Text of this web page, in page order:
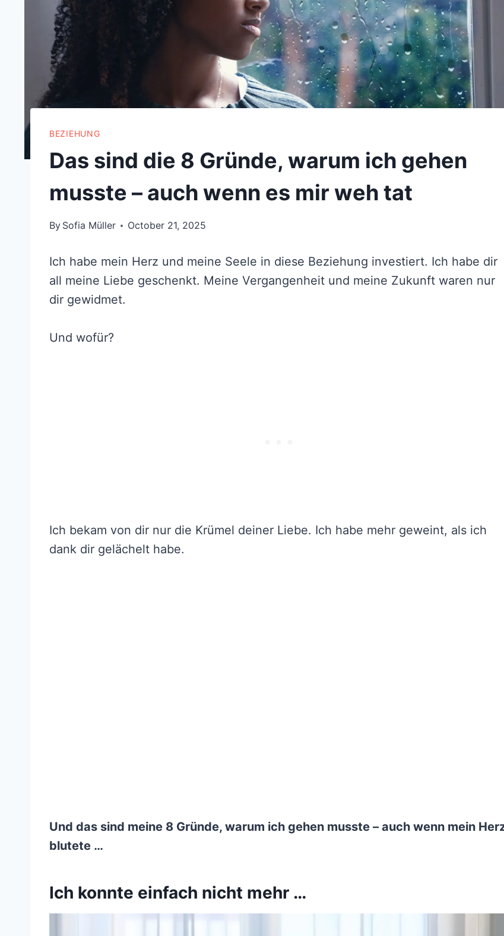
BEZIEHUNG
Das sind die 8 Gründe, warum ich gehen
musste – auch wenn es mir weh tat
By Sofia Müller October 21, 2025
Ich habe mein Herz und meine Seele in diese Beziehung investiert. Ich habe dir
all meine Liebe geschenkt. Meine Vergangenheit und meine Zukunft waren nur
dir gewidmet.
Und wofür?
Ich bekam von dir nur die Krümel deiner Liebe. Ich habe mehr geweint, als ich
dank dir gelächelt habe.
Und das sind meine 8 Gründe, warum ich gehen musste – auch wenn mein
blutete …
Ich konnte einfach nicht mehr …